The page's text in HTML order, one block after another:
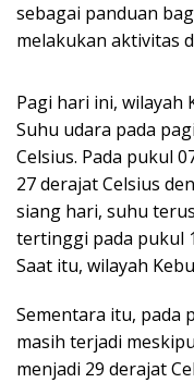
sebagai panduan
melakukan aktivitas
Pagi hari ini, wilayah
Suhu udara pada
Celsius. Pada pukul
27 derajat Celsius
siang hari, suhu
tertinggi pada pukul
Saat itu, wilayah
Sementara itu, pada
masih terjadi
menjadi 29 derajat